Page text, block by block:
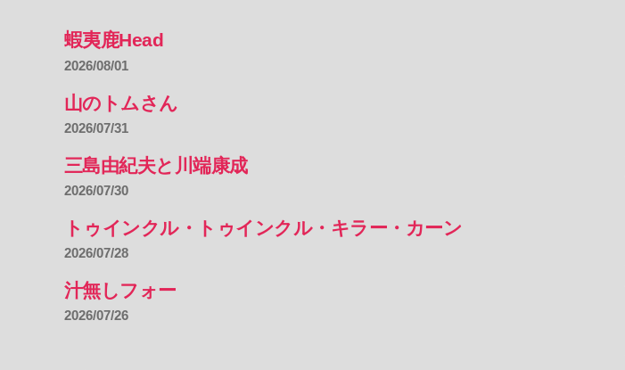
蝦夷鹿Head
2026/08/01
山のトムさん
2026/07/31
三島由紀夫と川端康成
2026/07/30
トゥインクル・トゥインクル・キラー・カーン
2026/07/28
汁無しフォー
2026/07/26